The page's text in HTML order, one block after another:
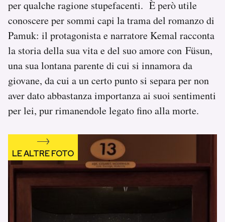
per qualche ragione stupefacenti. È però utile
conoscere per sommi capi la trama del romanzo di
Pamuk: il protagonista e narratore Kemal racconta
la storia della sua vita e del suo amore con Füsun,
una sua lontana parente di cui si innamora da
giovane, da cui a un certo punto si separa per non
aver dato abbastanza importanza ai suoi sentimenti
per lei, pur rimanendole legato fino alla morte.